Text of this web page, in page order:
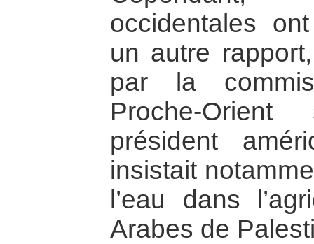
occidentales
un autre
par la
Proche-
président
insistait
l’eau dans
Arabes de